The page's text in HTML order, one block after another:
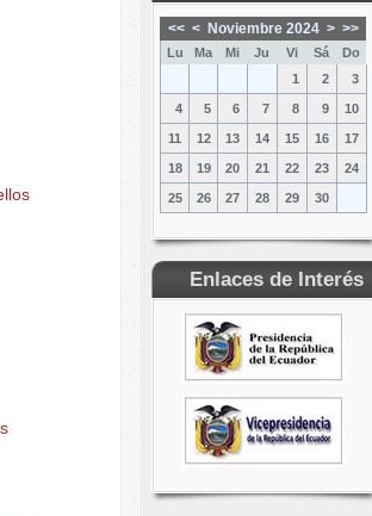
<< < Noviembre 2024 > >>
Lu Ma Mi Ju Vi Sá
Do
1
2 3
4 5 6 7 8 9 10
11 12 13 14 15 16 17
18 19 20 21 22 23 24
25 26 27 28 29 30
Enlaces de Interés